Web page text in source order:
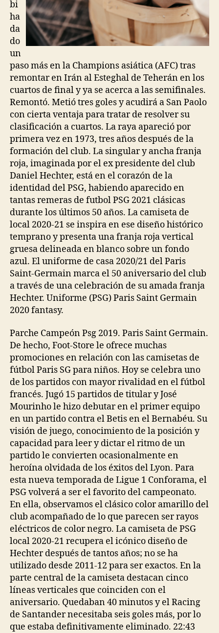
bi
ha
da
do
un
paso más en la Champions asiática (AFC) tras
remontar en Irán al Esteghal de Teherán en los
cuartos de final y ya se acerca a las semifinales.
Remontó. Metió tres goles y acudirá a San Paolo
con cierta ventaja para tratar de resolver su
clasificación a cuartos. La raya apareció por
primera vez en 1973, tres años después de la
formación del club. La singular y ancha franja
roja, imaginada por el ex presidente del club
Daniel Hechter, está en el corazón de la
identidad del PSG, habiendo aparecido en
tantas remeras de futbol PSG 2021 clásicas
durante los últimos 50 años. La camiseta de
local 2020-21 se inspira en ese diseño histórico
temprano y presenta una franja roja vertical
gruesa delineada en blanco sobre un fondo
azul. El uniforme de casa 2020/21 del Paris
Saint-Germain marca el 50 aniversario del club
a través de una celebración de su amada franja
Hechter. Uniforme (PSG) Paris Saint Germain
2020 fantasy.
Parche Campeón Psg 2019. Paris Saint Germain.
De hecho, Foot-Store le ofrece muchas
promociones en relación con las camisetas de
fútbol Paris SG para niños. Hoy se celebra uno
de los partidos con mayor rivalidad en el fútbol
francés. Jugó 15 partidos de titular y José
Mourinho le hizo debutar en el primer equipo
en un partido contra el Betis en el Bernabéu. Su
visión de juego, conocimiento de la posición y
capacidad para leer y dictar el ritmo de un
partido le convierten ocasionalmente en
heroína olvidada de los éxitos del Lyon. Para
esta nueva temporada de Ligue 1 Conforama, el
PSG volverá a ser el favorito del campeonato.
En ella, observamos el clásico color amarillo del
club acompañado de lo que parecen ser rayos
eléctricos de color negro. La camiseta de PSG
local 2020-21 recupera el icónico diseño de
Hechter después de tantos años; no se ha
utilizado desde 2011-12 para ser exactos. En la
parte central de la camiseta destacan cinco
líneas verticales que coinciden con el
aniversario. Quedaban 40 minutos y el Racing
de Santander necesitaba seis goles más, por lo
que estaba definitivamente eliminado. 22:43